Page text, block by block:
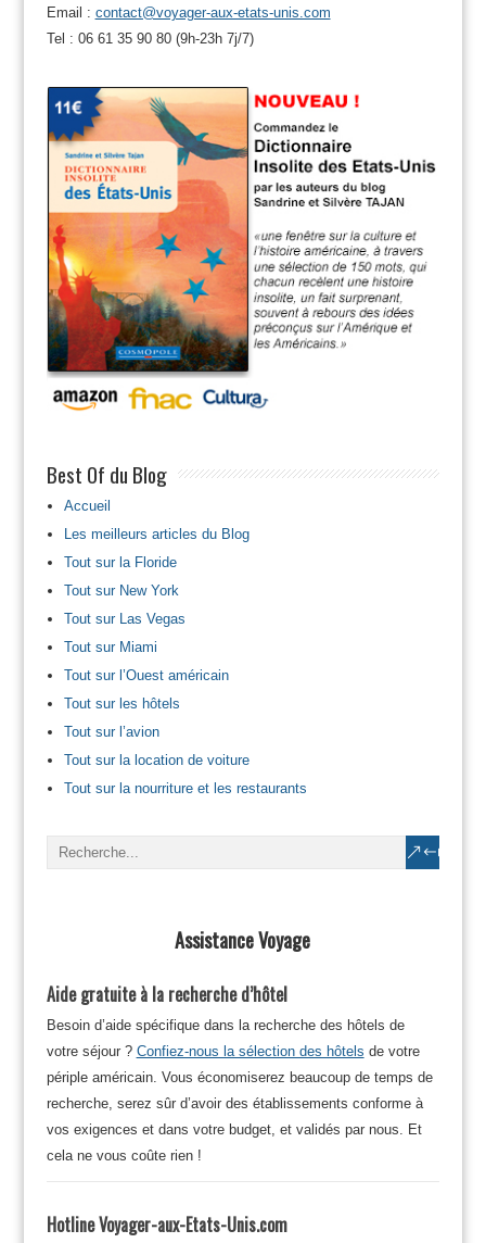
Email : contact@voyager-aux-etats-unis.com
Tel : 06 61 35 90 80 (9h-23h 7j/7)
Best Of du Blog
Accueil
Les meilleurs articles du Blog
Tout sur la Floride
Tout sur New York
Tout sur Las Vegas
Tout sur Miami
Tout sur l’Ouest américain
Tout sur les hôtels
Tout sur l’avion
Tout sur la location de voiture
Tout sur la nourriture et les restaurants
Assistance Voyage
Aide gratuite à la recherche d’hôtel
Besoin d’aide spécifique dans la recherche des hôtels de
votre séjour ? Confiez-nous la sélection des hôtels de votre
périple américain. Vous économiserez beaucoup de temps de
recherche, serez sûr d’avoir des établissements conforme à
vos exigences et dans votre budget, et validés par nous. Et
cela ne vous coûte rien !
Hotline Voyager-aux-Etats-Unis.com